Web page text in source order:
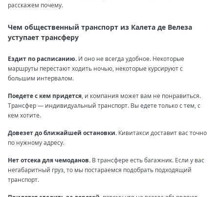
расскажем почему.
Чем общественный транспорт из Калета де Велеза
уступает трансферу
Ездит по расписанию. И оно не всегда удобное. Некоторые
маршруты перестают ходить ночью, некоторые курсируют с
большим интервалом.
Поедете с кем придется, и компания может вам не понравиться.
Трансфер — индивидуальный транспорт. Вы едете только с тем, с
кем хотите.
Довезет до ближайшей остановки. Кивитакси доставит вас точно
по нужному адресу.
Нет отсека для чемоданов. В трансфере есть багажник. Если у вас
негабаритный груз, то мы постараемся подобрать подходящий
транспорт.